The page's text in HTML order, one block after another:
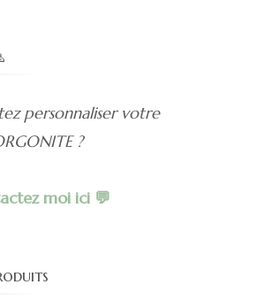
personnaliser votre
?
moi ici 💬